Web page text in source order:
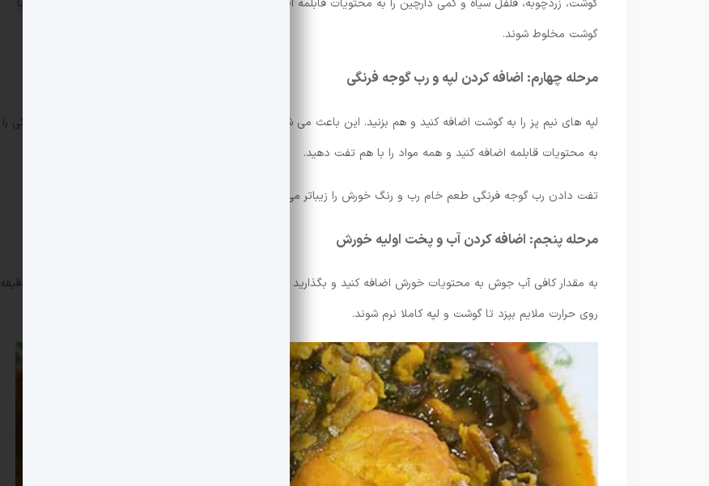
گوشت، زردچوبه، فلفل سیاه و کمی دارچین را به محتویات قابلمه اضافه کنید و خوب هم بزنید تا ادویه ها به طور یکنواخت با
گوشت مخلوط شوند.
مرحله چهارم: اضافه کردن لپه و رب گوجه فرنگی
لپه های نیم پز را به گوشت اضافه کنید و هم بزنید. این باعث می شود لپه طعم گوشت و ادویه را بگیرد. سپس رب گوجه فرنگی را
به محتویات قابلمه اضافه کنید و همه مواد را با هم تفت دهید.
تفت دادن رب گوجه فرنگی طعم خام رب و رنگ خورش را زیباتر می کند.
مرحله پنجم: اضافه کردن آب و پخت اولیه خورش
به مقدار کافی آب جوش به محتویات خورش اضافه کنید و بگذارید مواد به آرامی بجوشد. در این مرحله خورش باید 35-45 دقیقه
روی حرارت ملایم بپزد تا گوشت و لپه کاملا نرم شوند.